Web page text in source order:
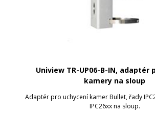
Uniview TR-UP06-B-IN, adaptér
kamery na sloup
Adaptér pro uchycení kamer Bullet, řady
IPC26xx na sloup.